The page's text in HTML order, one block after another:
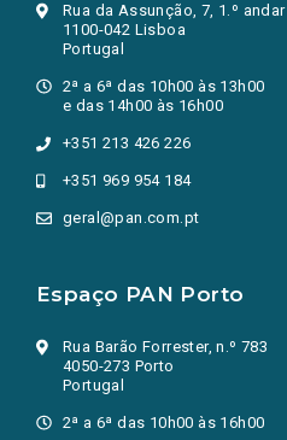
Rua da Assunção, 7, 1.º andar
1100-042 Lisboa
Portugal
2ª a 6ª das 10h00 às 13h00
e das 14h00 às 16h00
+351 213 426 226
+351 969 954 184
geral@pan.com.pt
Espaço PAN Porto
Rua Barão Forrester, n.º 783
4050-273 Porto
Portugal
2ª a 6ª das 10h00 às 16h00